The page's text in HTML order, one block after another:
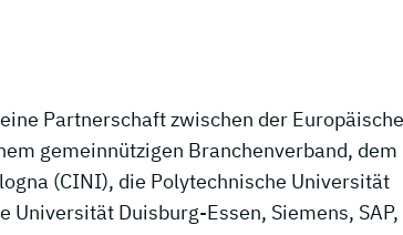
Partnerschaft zwischen der
gemeinnützigen Branchenverband, dem
(CINI), die Polytechnische Universität
Universität Duisburg-Essen, Siemens, SAP,